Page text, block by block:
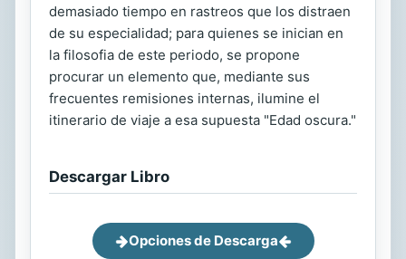
demasiado tiempo en rastreos que los distraen
de su especialidad; para quienes se inician en
la filosofia de este periodo, se propone
procurar un elemento que, mediante sus
frecuentes remisiones internas, ilumine el
itinerario de viaje a esa supuesta "Edad oscura."
Descargar Libro
Opciones de Descarga